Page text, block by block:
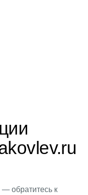
— обратитесь к